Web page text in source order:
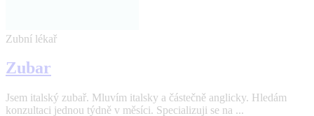
Zubní lékař
Zubar
Jsem italský zubař. Mluvím italsky a částečně anglicky. Hledám
konzultaci jednou týdně v měsíci. Specializuji se na ...